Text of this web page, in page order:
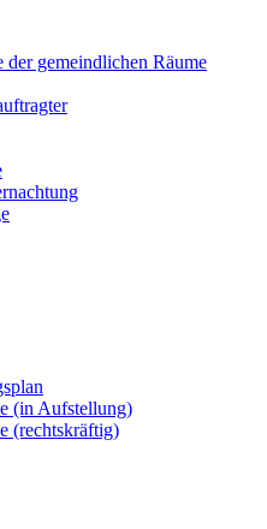
der gemeindlichen Räume
(in Aufstellung)
(rechtskräftig)